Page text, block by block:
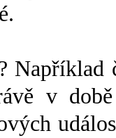
Například
v